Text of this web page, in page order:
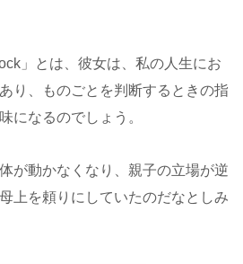
」とは、彼女は、私の人生にお
り、ものごとを判断するときの指
になるのでしょう。
が動かなくなり、親子の立場が逆
上を頼りにしていたのだなとしみ